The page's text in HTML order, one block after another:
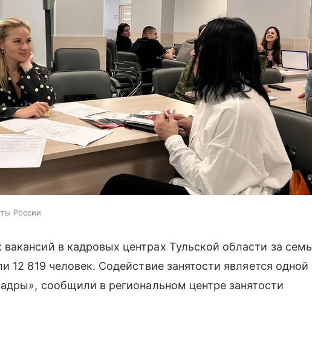
России
в кадровых центрах Тульской области за семь
12 819 человек. Содействие занятости является одной
сообщили в региональном центре занятости